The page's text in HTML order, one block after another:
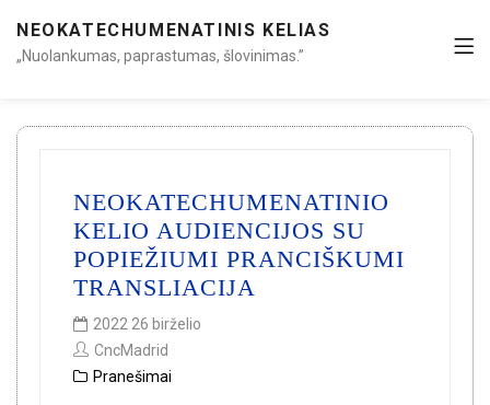
NEOKATECHUMENATINIS KELIAS
„Nuolankumas, paprastumas, šlovinimas.”
NEOKATECHUMENATINIO
KELIO AUDIENCIJOS SU
POPIEŽIUMI PRANCIŠKUMI
TRANSLIACIJA
2022 26 birželio
CncMadrid
Pranešimai